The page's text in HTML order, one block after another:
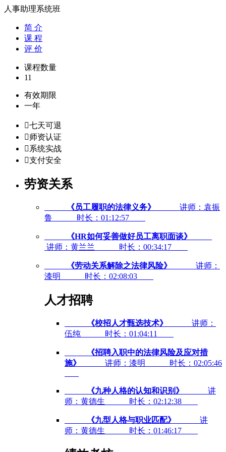
人事助理系统班
简 介
课 程
评 价
课程数量
11
有效期限
一年
七天可退
师资认证
系统实战
支付安全
劳资关系
《员工履职的法律义务》
讲师：袁振
鲁
时长：01:12:57
《HR如何妥善做好员工离职面谈》
讲师：黄兰兰
时长：00:34:17
《劳动关系解除之法律风险》
讲师：
漆明
时长：02:08:03
人才招聘
《校招人才甄选技术》
讲师：
伍纯
时长：01:04:11
《招聘入职中的法律风险及应对措
施》
讲师：漆明 时长：02:05:46
《九种人格的认知和识别》
讲
师：黄德生
时长：02:12:38
《九型人格与职业匹配》
讲
师：黄德生
时长：01:46:17